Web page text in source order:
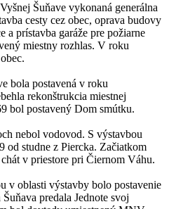
Šuňave vykonaná generálna
cesty cez obec, oprava budovy
a prístavba garáže pre požiarne
miestny rozhlas. V roku
bola postavená v roku
rekonštrukcia miestnej
bol postavený Dom smútku.
nebol vodovod. S výstavbou
od studne z Piercka. Začiatkom
v priestore pri Čiernom Váhu.
v oblasti výstavby bolo postavenie
predala Jednote svoj